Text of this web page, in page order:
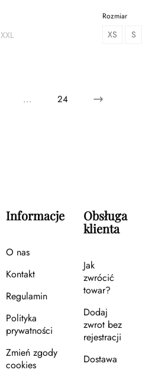
XXL
Rozmiar
XS S
... 24
Informacje
O nas
Kontakt
Regulamin
Polityka
prywatności
Zmień zgody
cookies
Obsługa
klienta
Jak
zwrócić
towar?
Dodaj
zwrot bez
rejestracji
Dostawa